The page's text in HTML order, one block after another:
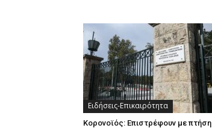
Ειδήσεις-Επικαιρότητα
Κορονοϊός: Επιστρέφουν με πτήση